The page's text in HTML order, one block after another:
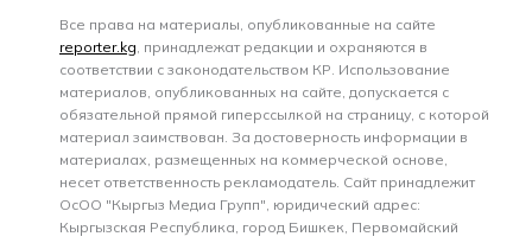
Все права на материалы, опубликованные на сайте
reporter.kg, принадлежат редакции и охраняются в
соответствии с законодательством КР. Использование
материалов, опубликованных на сайте, допускается с
обязательной прямой гиперссылкой на страницу, с которой
материал заимствован. За достоверность информации в
материалах, размещенных на коммерческой основе,
несет ответственность рекламодатель. Сайт принадлежит
ОсОО "Кыргыз Медиа Групп", юридический адрес:
Кыргызская Республика, город Бишкек, Первомайский